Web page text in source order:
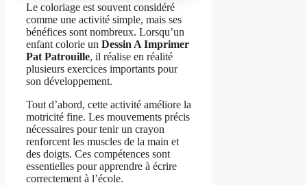
Le coloriage est souvent considéré
comme une activité simple, mais ses
bénéfices sont nombreux. Lorsqu’un
enfant colorie un Dessin A Imprimer
Pat Patrouille, il réalise en réalité
plusieurs exercices importants pour
son développement.
Tout d’abord, cette activité améliore la
motricité fine. Les mouvements précis
nécessaires pour tenir un crayon
renforcent les muscles de la main et
des doigts. Ces compétences sont
essentielles pour apprendre à écrire
correctement à l’école.